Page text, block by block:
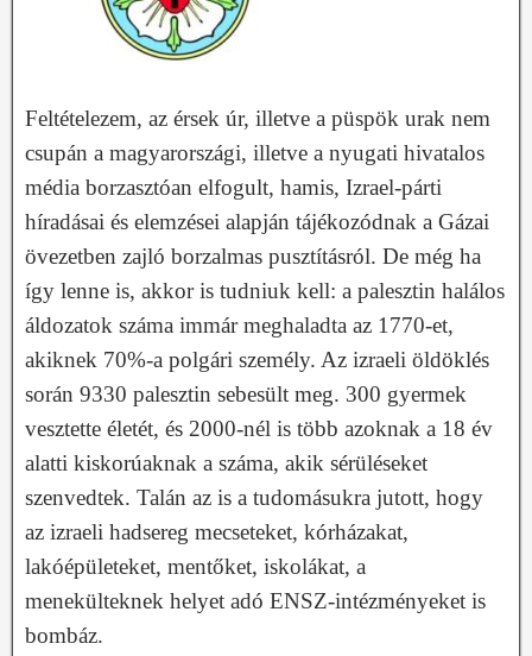
Feltételezem, az érsek úr, illetve a püspök urak nem
csupán a magyarországi, illetve a nyugati hivatalos
média borzasztóan elfogult, hamis, Izrael-párti
híradásai és elemzései alapján tájékozódnak a Gázai
övezetben zajló borzalmas pusztításról. De még ha
így lenne is, akkor is tudniuk kell: a palesztin halálos
áldozatok száma immár meghaladta az 1770-et,
akiknek 70%-a polgári személy. Az izraeli öldöklés
során 9330 palesztin sebesült meg. 300 gyermek
vesztette életét, és 2000-nél is több azoknak a 18 év
alatti kiskorúaknak a száma, akik sérüléseket
szenvedtek. Talán az is a tudomásukra jutott, hogy
az izraeli hadsereg mecseteket, kórházakat,
lakóépületeket, mentőket, iskolákat, a
menekülteknek helyet adó ENSZ-intézményeket is
bombáz.